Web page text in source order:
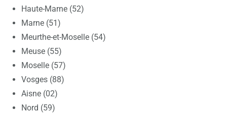
Haute-Marne (52)
Marne (51)
Meurthe-et-Moselle (54)
Meuse (55)
Moselle (57)
Vosges (88)
Aisne (02)
Nord (59)